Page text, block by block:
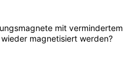
mit vermindertem
magnetisiert werden?